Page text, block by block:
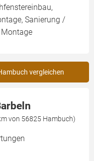
Sanierung /
vergleichen
von 56825 Hambuch)